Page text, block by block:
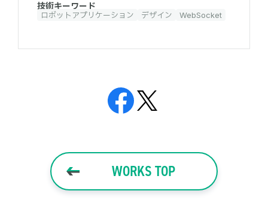
技術キーワード
ロボットアプリケーション デザイン WebSocket
WORKS TOP